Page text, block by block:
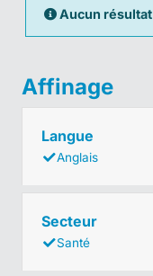
Aucun résultat
Affinage
Langue
Anglais
Secteur
Santé